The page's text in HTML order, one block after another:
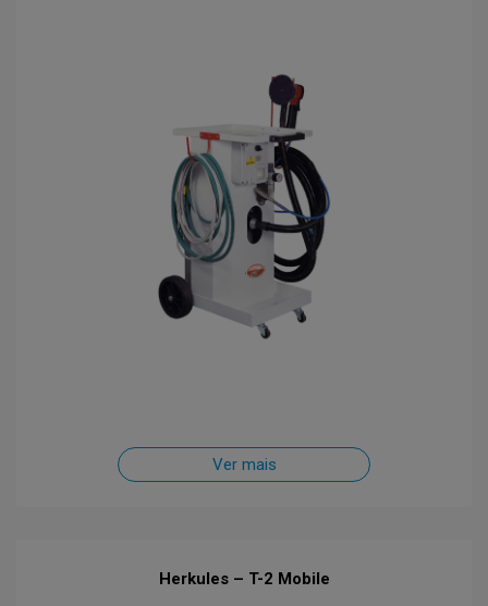
Ver mais
Herkules – T-2 Mobile